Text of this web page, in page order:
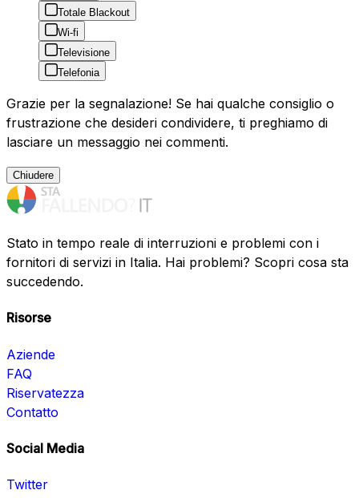
Totale Blackout
Wi-fi
Televisione
Telefonia
Grazie per la segnalazione! Se hai qualche consiglio o
frustrazione che desideri condividere, ti preghiamo di
lasciare un messaggio nei commenti.
Chiudere
Stato in tempo reale di interruzioni e problemi con i
fornitori di servizi in Italia. Hai problemi? Scopri cosa sta
succedendo.
Risorse
Aziende
FAQ
Riservatezza
Contatto
Social Media
Twitter